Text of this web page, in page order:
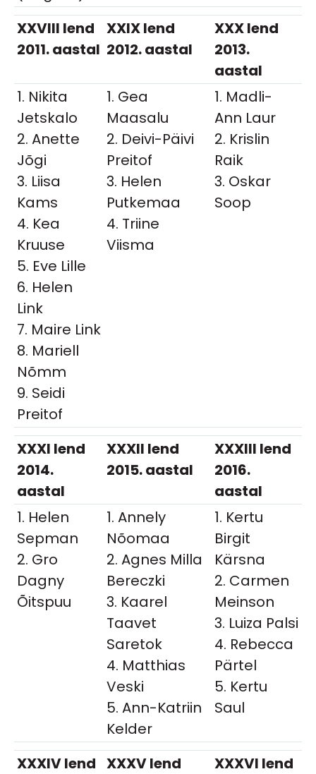
XXVIII lend
2011. aastal
XXIX lend
2012. aastal
XXX lend
2013.
aastal
1. Nikita
Jetskalo
2. Anette
Jõgi
3. Liisa
Kams
4. Kea
Kruuse
5. Eve Lille
6. Helen
Link
7. Maire Link
8. Mariell
Nõmm
9. Seidi
Preitof
1. Gea
Maasalu
2. Deivi-Päivi
Preitof
3. Helen
Putkemaa
4. Triine
Viisma
1. Madli-
Ann Laur
2. Krislin
Raik
3. Oskar
Soop
XXXI lend
2014.
aastal
XXXII lend
2015. aastal
XXXIII lend
2016.
aastal
1. Helen
Sepman
2. Gro
Dagny
Õitspuu
1. Annely
Nõomaa
2. Agnes Milla
Bereczki
3. Kaarel
Taavet
Saretok
4. Matthias
Veski
5. Ann-Katriin
Kelder
1. Kertu
Birgit
Kärsna
2. Carmen
Meinson
3. Luiza Palsi
4. Rebecca
Pärtel
5. Kertu
Saul
XXXIV lend XXXV lend
XXXVI lend